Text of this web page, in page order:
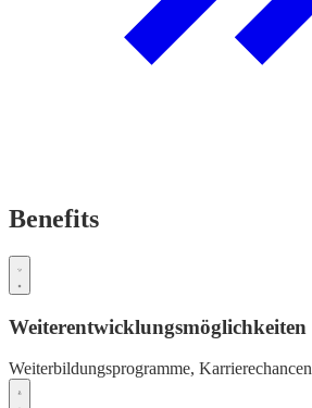
Benefits
Weiterentwicklungsmöglichkeiten
Weiterbildungsprogramme, Karrierechancen